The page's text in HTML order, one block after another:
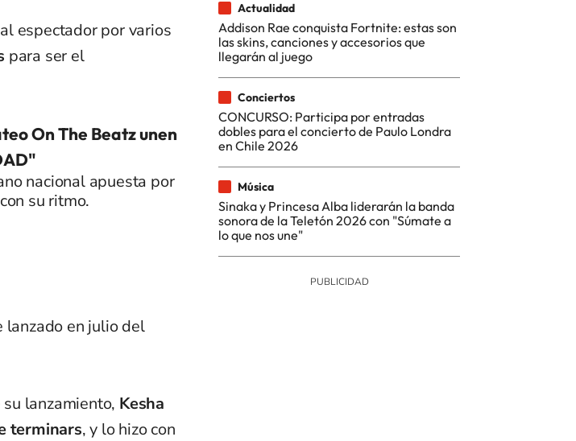
espectador por varios
para ser el
On The Beatz unen
nacional apuesta por
su ritmo.
lanzado en julio del
lanzamiento, Kesha
terminars, y lo hizo con
Actualidad
Addison Rae conquista Fortnite: estas son
las skins, canciones y accesorios que
llegarán al juego
Conciertos
CONCURSO: Participa por entradas
dobles para el concierto de Paulo Londra
en Chile 2026
Música
Sinaka y Princesa Alba liderarán la banda
sonora de la Teletón 2026 con "Súmate a
lo que nos une"